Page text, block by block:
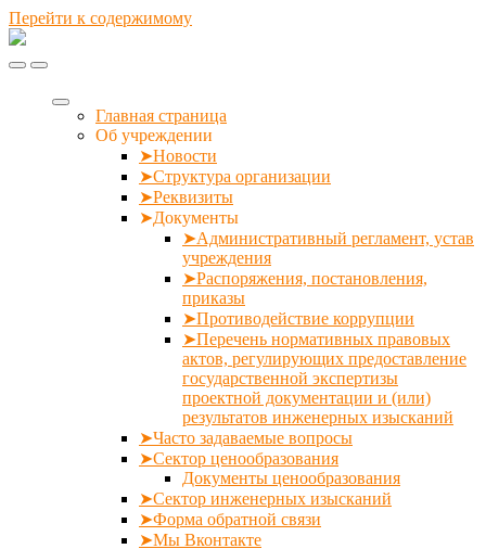
Перейти к содержимому
Госэкспертиза
Переключить
Переключить
поиска
Главная страница
Об учреждении
➤Новости
➤Структура организации
➤Реквизиты
➤Документы
➤Административный регламент, устав
учреждения
➤Распоряжения, постановления,
приказы
➤Противодействие коррупции
➤Перечень нормативных правовых
актов, регулирующих предоставление
государственной экспертизы
проектной документации и (или)
результатов инженерных изысканий
➤Часто задаваемые вопросы
➤Сектор ценообразования
Документы ценообразования
➤Сектор инженерных изысканий
➤Форма обратной связи
➤Мы Вконтакте